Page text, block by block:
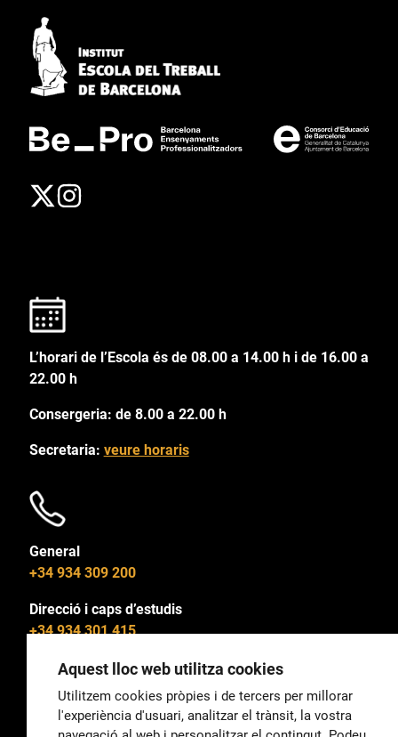
L’horari de l’Escola és de 08.00 a 14.00 h i de 16.00 a
22.00 h
Consergeria: de 8.00 a 22.00 h
Secretaria: veure horaris
General
+34 934 309 200
Direcció i caps d’estudis
+34 934 301 415
General
Aquest lloc web utilitza cookies
Utilitzem cookies pròpies i de tercers per millorar
l'experiència d'usuari, analitzar el trànsit, la vostra